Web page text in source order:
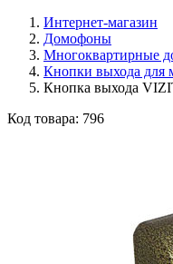
Интернет-магазин
Домофоны
Многоквартирные
Кнопки выхода для
Кнопка выхода
Код товара: 796